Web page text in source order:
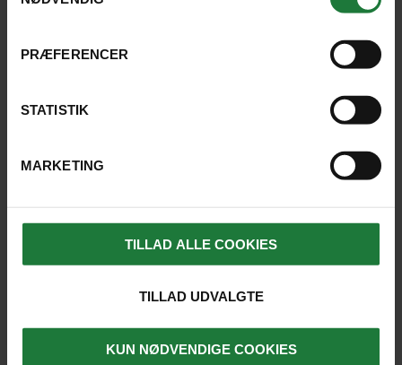
PRÆFERENCER
STATISTIK
MARKETING
TILLAD ALLE COOKIES
TILLAD UDVALGTE
KUN NØDVENDIGE COOKIES
KØBENHAVN, EN ENKELT DAG I
HOVEDSTADEN
I starter med en enkelt overnatning i København på
jeres hotel tæt ved Københavns Lufthavn, inden I
flyver til Grønland næste dag om morgenen.